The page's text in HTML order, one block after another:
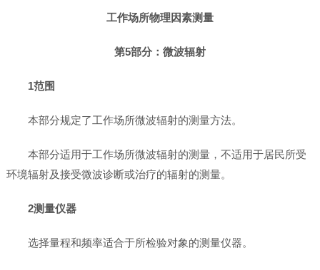
工作场所物理因素测量
第5部分：微波辐射
1范围
本部分规定了工作场所微波辐射的测量方法。
本部分适用于工作场所微波辐射的测量，不适用于居民所受
环境辐射及接受微波诊断或治疗的辐射的测量。
2测量仪器
选择量程和频率适合于所检验对象的测量仪器。